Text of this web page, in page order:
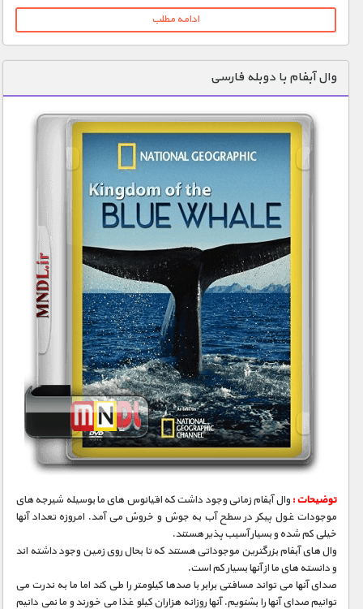
ادامه مطلب
وال آبفام با دوبله فارسی
توضیحات : وال آبفام زمانی وجود داشت که اقیانوس های ما بوسیله شیرجه های
موجودات غول پیکر در سطح آب به جوش و خروش می آمد. امروزه تعداد آنها
خیلی کم شده و بسیار آسیب پذیر هستند.
وال های آبفام بزرگترین موجوداتی هستند که تا بحال روی زمین وجود داشته اند
و دانسته های ما از آنها بسیار کم است.
صدای آنها می تواند مسافتی برابر با صدها کیلومتر را طی کند اما ما به ندرت می
توانیم صدای آنها را بشنویم. آنها روزانه هزاران کیلو غذا می خورند و ما نمی دانیم